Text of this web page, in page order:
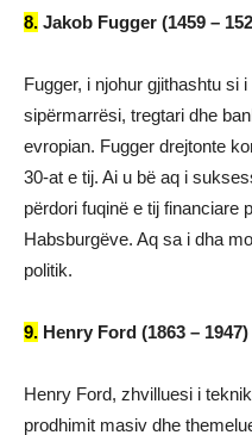
8. Jakob Fugger (1459 –
Fugger, i njohur gjithashtu si
sipërmarrësi, tregtari dhe
evropian. Fugger drejtonte
30-at e tij. Ai u bë aq i
përdori fuqinë e tij financiare
Habsburgëve. Aq sa i dha
politik.
9. Henry Ford (1863 – 1947)
Henry Ford, zhvilluesi i
prodhimit masiv dhe